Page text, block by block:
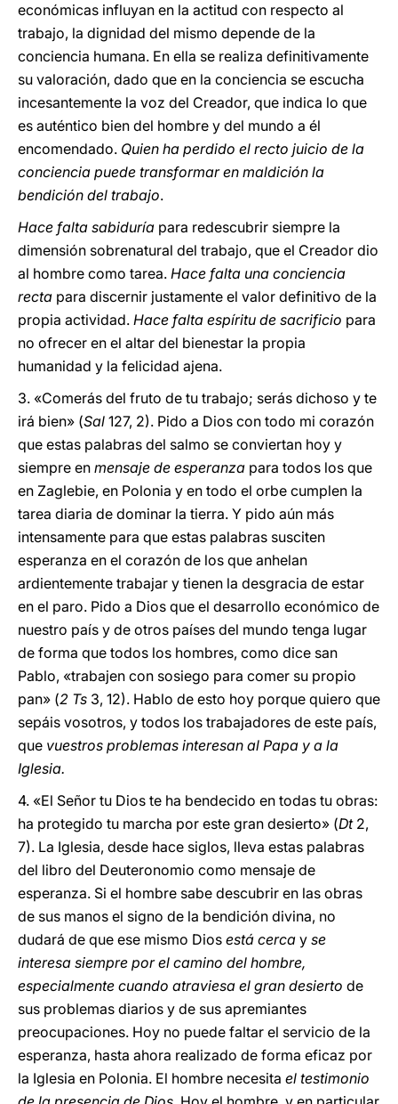
económicas influyan en la actitud con respecto al
trabajo, la dignidad del mismo depende de la
conciencia humana. En ella se realiza definitivamente
su valoración, dado que en la conciencia se escucha
incesantemente la voz del Creador, que indica lo que
es auténtico bien del hombre y del mundo a él
encomendado. Quien ha perdido el recto juicio de la
conciencia puede transformar en maldición la
bendición del trabajo.
Hace falta sabiduría para redescubrir siempre la
dimensión sobrenatural del trabajo, que el Creador dio
al hombre como tarea. Hace falta una conciencia
recta para discernir justamente el valor definitivo de la
propia actividad. Hace falta espíritu de sacrificio para
no ofrecer en el altar del bienestar la propia
humanidad y la felicidad ajena.
3. «Comerás del fruto de tu trabajo; serás dichoso y te
irá bien» (Sal 127, 2). Pido a Dios con todo mi corazón
que estas palabras del salmo se conviertan hoy y
siempre en mensaje de esperanza para todos los que
en Zaglebie, en Polonia y en todo el orbe cumplen la
tarea diaria de dominar la tierra. Y pido aún más
intensamente para que estas palabras susciten
esperanza en el corazón de los que anhelan
ardientemente trabajar y tienen la desgracia de estar
en el paro. Pido a Dios que el desarrollo económico de
nuestro país y de otros países del mundo tenga lugar
de forma que todos los hombres, como dice san
Pablo, «trabajen con sosiego para comer su propio
pan» (2 Ts 3, 12). Hablo de esto hoy porque quiero que
sepáis vosotros, y todos los trabajadores de este país,
que vuestros problemas interesan al Papa y a la
Iglesia.
4. «El Señor tu Dios te ha bendecido en todas tu obras:
ha protegido tu marcha por este gran desierto» (Dt2,
7). La Iglesia, desde hace siglos, lleva estas palabras
del libro del Deuteronomio como mensaje de
esperanza. Si el hombre sabe descubrir en las obras
de sus manos el signo de la bendición divina, no
dudará de que ese mismo Dios está cerca y se
interesa siempre por el camino del hombre,
especialmente cuando atraviesa el gran desierto de
sus problemas diarios y de sus apremiantes
preocupaciones. Hoy no puede faltar el servicio de la
esperanza, hasta ahora realizado de forma eficaz por
la Iglesia en Polonia. El hombre necesita el testimonio